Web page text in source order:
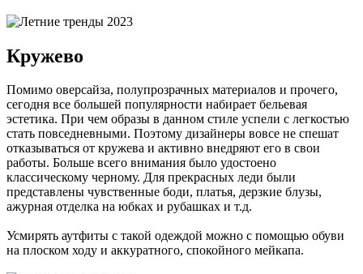
Кружево
Помимо оверсайза, полупрозрачных материалов и прочего,
сегодня все большей популярности набирает бельевая
эстетика. При чем образы в данном стиле успели с легкостью
стать повседневными. Поэтому дизайнеры вовсе не спешат
отказываться от кружева и активно внедряют его в свои
работы. Больше всего внимания было удостоено
классическому черному. Для прекрасных леди были
представлены чувственные боди, платья, дерзкие блузы,
ажурная отделка на юбках и рубашках и т.д.
Усмирять аутфиты с такой одеждой можно с помощью обуви
на плоском ходу и аккуратного, спокойного мейкапа.